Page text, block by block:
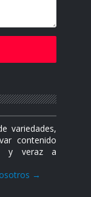
variedades,
contenido
y veraz a
→